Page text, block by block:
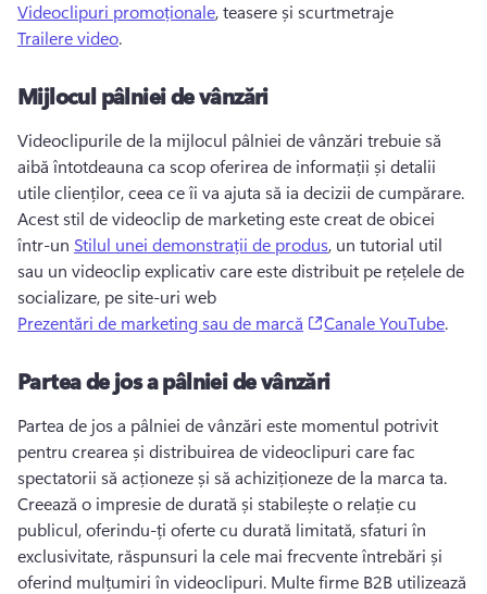
Videoclipuri promoționale, teasere și scurtmetraje
Trailere video.
Mijlocul pâlniei de vânzări
Videoclipurile de la mijlocul pâlniei de vânzări trebuie să
aibă întotdeauna ca scop oferirea de informații și detalii
Acest stil de videoclip de marketing este creat de obicei
într-un Stilul unei demonstrații de produs, un tutorial util
sau un videoclip explicativ care este distribuit pe rețelele de
socializare, pe site-uri web
Prezentări de marketing sau de marcă
(opens in a new tab)
Canale YouTube.
Partea de jos a pâlniei de vânzări
Partea de jos a pâlniei de vânzări este momentul potrivit
pentru crearea și distribuirea de videoclipuri care fac
Creează o impresie de durată și stabilește o relație cu
publicul, oferindu-ți oferte cu durată limitată, sfaturi în
exclusivitate, răspunsuri la cele mai frecvente întrebări și
oferind mulțumiri în videoclipuri.